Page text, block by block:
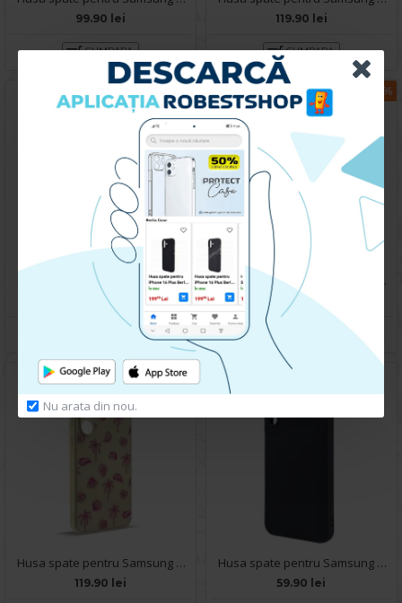
Nu arata din nou.
99.90 lei
CUMPARA
119.90 lei
CUMPARA
Husa pentru Samsung Galaxy A35 5G - Carte X-Power Gold
59.90 lei
-17 %
Husa spate pentru Samsung Galaxy A35 5G - Protect+
49.90 lei 59.90 lei
Husa spate pentru Samsung Galaxy A35 5G- Happy case
119.90 lei
Husa spate pentru Samsung Galaxy A35 5G B-Silicon case - Negru
59.90 lei